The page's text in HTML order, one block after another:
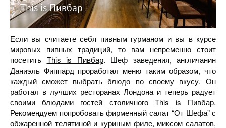
This is Пивбар
Если вы считаете себя пивным гурманом и вы в курсе
мировых пивных традиций, то вам непременно стоит
посетить This is Пивбар. Шеф заведения, англичанин
Даниэль Фиппард проработал меню таким образом, что
каждый сможет выбрать блюдо по своему вкусу. Он
работал в лучших ресторанах Лондона и теперь радует
своими блюдами гостей столичного This is Пивбар.
Рекомендуем попробовать фирменный салат “От Шефа” с
обжаренной телятиной и куриным филе, миксом салатов,